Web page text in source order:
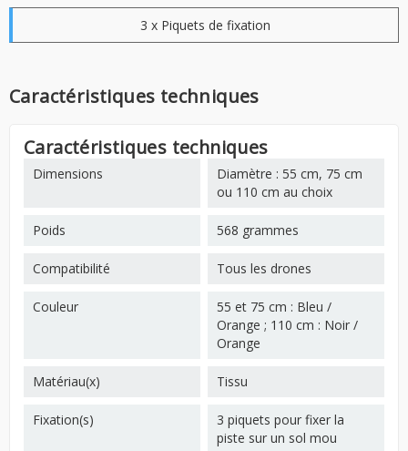
3 x Piquets de fixation
Caractéristiques techniques
Caractéristiques techniques
Dimensions
Diamètre : 55 cm, 75 cm
ou 110 cm au choix
Poids 568 grammes
Compatibilité Tous les drones
Couleur
55 et 75 cm : Bleu /
Orange ; 110 cm : Noir /
Orange
Matériau(x) Tissu
Fixation(s)
3 piquets pour fixer la
piste sur un sol mou